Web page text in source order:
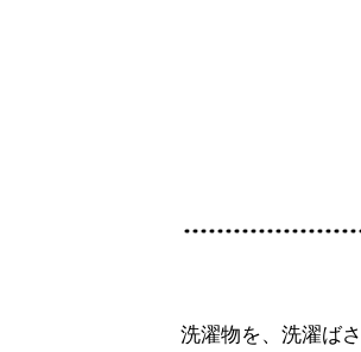
洗濯物を、洗濯ば